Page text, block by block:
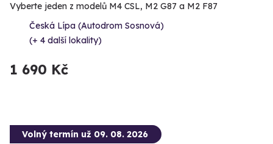
Vyberte jeden z modelů M4 CSL, M2 G87 a M2 F87
Česká Lípa (Autodrom Sosnová)
(+ 4 další lokality)
1 690 Kč
Volný termín už 09. 08. 2026